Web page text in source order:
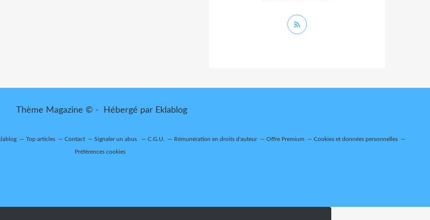
Thème Magazine © - Hébergé par Eklablog
Top articles Contact Signaler un abus C.G.U. Rémunération en droits d'auteur Offre Premium Cookies et données personnelles
Préférences cookies